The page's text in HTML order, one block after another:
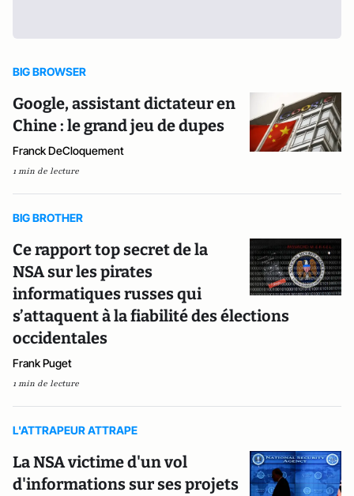
BIG BROWSER
Google, assistant dictateur en
Chine : le grand jeu de dupes
Franck DeCloquement
1 min de lecture
BIG BROTHER
Ce rapport top secret de la
NSA sur les pirates
informatiques russes qui
s’attaquent à la fiabilité des élections
occidentales
Frank Puget
1 min de lecture
L'ATTRAPEUR ATTRAPE
La NSA victime d'un vol
d'informations sur ses projets